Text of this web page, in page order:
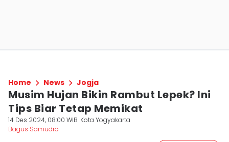
Home News Jogja
Musim Hujan Bikin Rambut Lepek? Ini
Tips Biar Tetap Memikat
14 Des 2024, 08:00 WIB Kota Yogyakarta
Bagus Samudro